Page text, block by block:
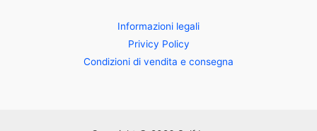
Informazioni legali
Privicy Policy
Condizioni di vendita e consegna